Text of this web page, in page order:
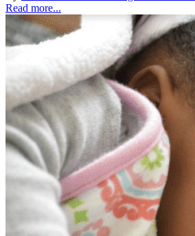
Read more...